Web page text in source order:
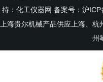
持： 化工仪器网 备案号：沪
上海贵尔机械产品供应上海、
州